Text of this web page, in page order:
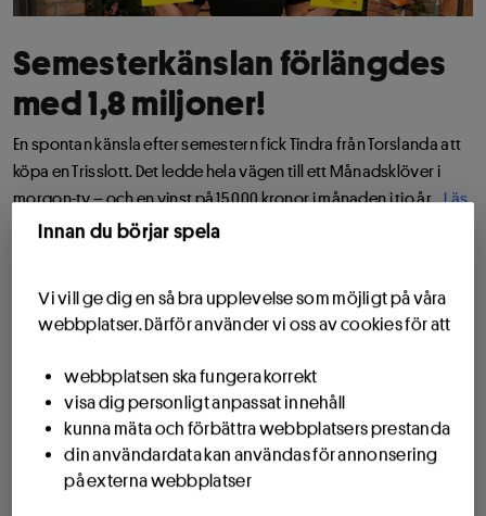
Semesterkänslan förlängdes
med 1,8 miljoner!
En spontan känsla efter semestern fick Tindra från Torslanda att
köpa en Trisslott. Det ledde hela vägen till ett Månadsklöver i
morgon-tv – och en vinst på 15 000 kronor i månaden i tio år...Läs
vidare
Innan du börjar spela
Vi vill ge dig en så bra upplevelse som möjligt på våra
webbplatser. Därför använder vi oss av cookies för att
webbplatsen ska fungera korrekt
visa dig personligt anpassat innehåll
kunna mäta och förbättra webbplatsers prestanda
din användardata kan användas för annonsering
på externa webbplatser